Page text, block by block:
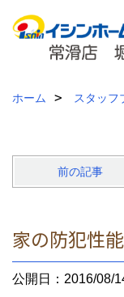
ホーム スタッフ
前の記事
家の防犯性
公開日：2016/08/